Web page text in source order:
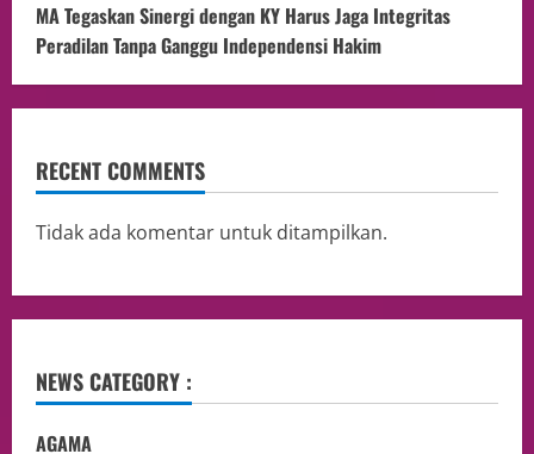
MA Tegaskan Sinergi dengan KY Harus Jaga Integritas
Peradilan Tanpa Ganggu Independensi Hakim
RECENT COMMENTS
Tidak ada komentar untuk ditampilkan.
NEWS CATEGORY :
AGAMA